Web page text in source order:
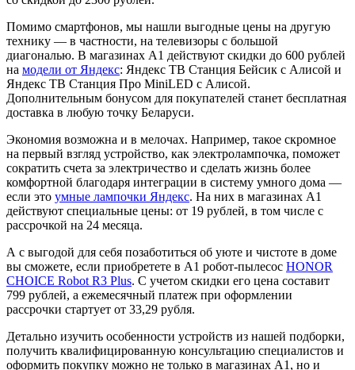
Помимо смартфонов, мы нашли выгодные цены на другую
технику — в частности, на телевизоры с большой
диагональю. В магазинах А1 действуют скидки до 600 рублей
на модели от Яндекс: Яндекс ТВ Станция Бейсик с Алисой и
Яндекс ТВ Станция Про MiniLED с Алисой.
Дополнительным бонусом для покупателей станет бесплатная
доставка в любую точку Беларуси.
Экономия возможна и в мелочах. Например, такое скромное
на первый взгляд устройство, как электролампочка, поможет
сократить счета за электричество и сделать жизнь более
комфортной благодаря интеграции в систему умного дома —
если это умные лампочки Яндекс. На них в магазинах А1
действуют специальные цены: от 19 рублей, в том числе с
рассрочкой на 24 месяца.
А с выгодой для себя позаботиться об уюте и чистоте в доме
вы сможете, если приобретете в А1 робот-пылесос HONOR
CHOICE Robot R3 Plus. С учетом скидки его цена составит
799 рублей, а ежемесячный платеж при оформлении
рассрочки стартует от 33,29 рубля.
Детально изучить особенности устройств из нашей подборки,
получить квалифицированную консультацию специалистов и
оформить покупку можно не только в магазинах А1, но и